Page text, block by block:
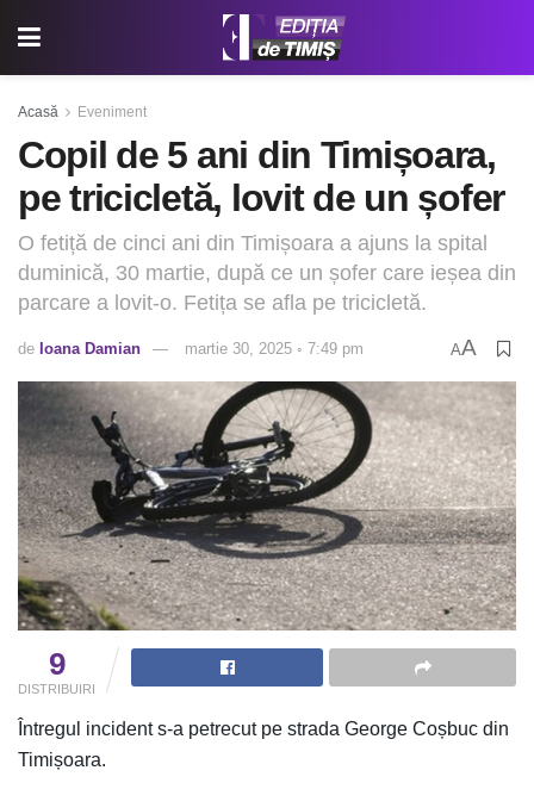
Acasă Eveniment
Copil de 5 ani din Timișoara,
pe tricicletă, lovit de un șofer
O fetiță de cinci ani din Timișoara a ajuns la spital
duminică, 30 martie, după ce un șofer care ieșea din
parcare a lovit-o. Fetița se afla pe tricicletă.
de Ioana Damian martie 30, 2025 ◦ 7:49 pm AA
9
DISTRIBUIRI
Întregul incident s-a petrecut pe strada George Coșbuc din
Timișoara.